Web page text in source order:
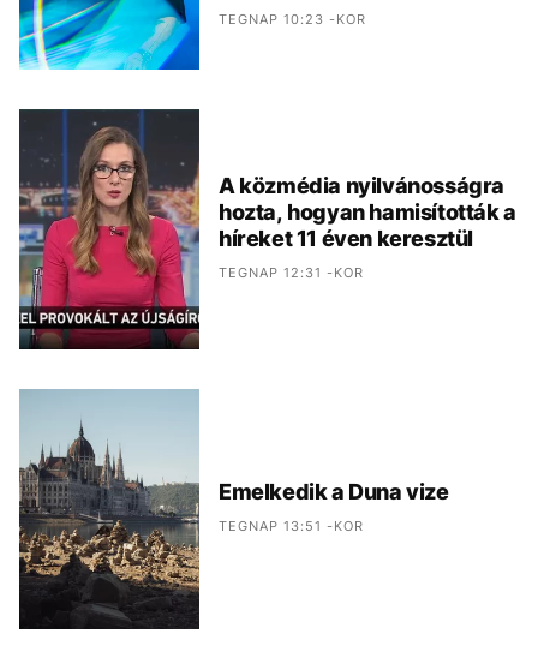
TEGNAP 10:23 -KOR
A közmédia nyilvánosságra
hozta, hogyan hamisították a
híreket 11 éven keresztül
TEGNAP 12:31 -KOR
Emelkedik a Duna vize
TEGNAP 13:51 -KOR